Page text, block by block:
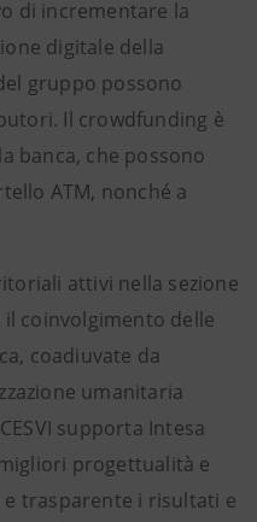
di incrementare la
digitale della
gruppo possono
Il crowdfunding è
banca, che possono
ATM, nonché a
attivi nella sezione
il coinvolgimento delle
coadiuvate da
umanitaria
supporta Intesa
progettualità e
trasparente i risultati e